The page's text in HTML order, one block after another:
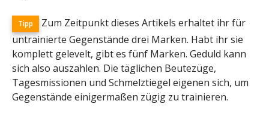
Tipp
Zum Zeitpunkt dieses Artikels erhaltet ihr für
untrainierte Gegenstände drei Marken. Habt ihr sie
komplett gelevelt, gibt es fünf Marken. Geduld kann
sich also auszahlen. Die täglichen Beutezüge,
Tagesmissionen und Schmelztiegel eigenen sich, um
Gegenstände einigermaßen zügig zu trainieren.